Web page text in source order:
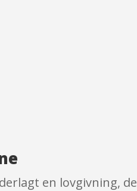
en lovgivning, de